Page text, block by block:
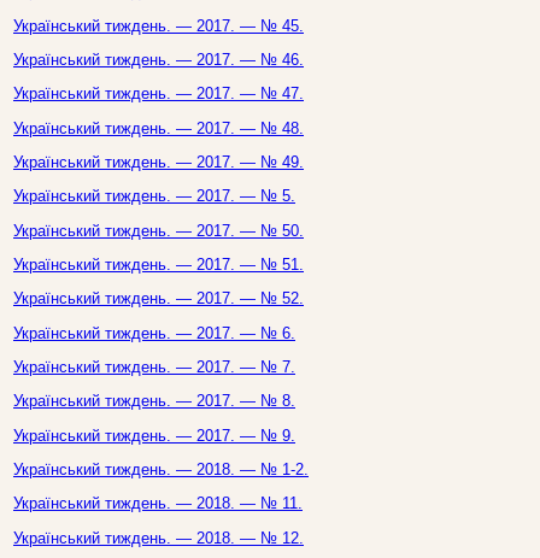
Український тиждень. — 2017. — № 45.
Український тиждень. — 2017. — № 46.
Український тиждень. — 2017. — № 47.
Український тиждень. — 2017. — № 48.
Український тиждень. — 2017. — № 49.
Український тиждень. — 2017. — № 5.
Український тиждень. — 2017. — № 50.
Український тиждень. — 2017. — № 51.
Український тиждень. — 2017. — № 52.
Український тиждень. — 2017. — № 6.
Український тиждень. — 2017. — № 7.
Український тиждень. — 2017. — № 8.
Український тиждень. — 2017. — № 9.
Український тиждень. — 2018. — № 1-2.
Український тиждень. — 2018. — № 11.
Український тиждень. — 2018. — № 12.